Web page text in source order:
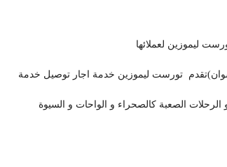
ليموزين لعملائها
تورست ليموزين خدمة اجار توصيل خدمة